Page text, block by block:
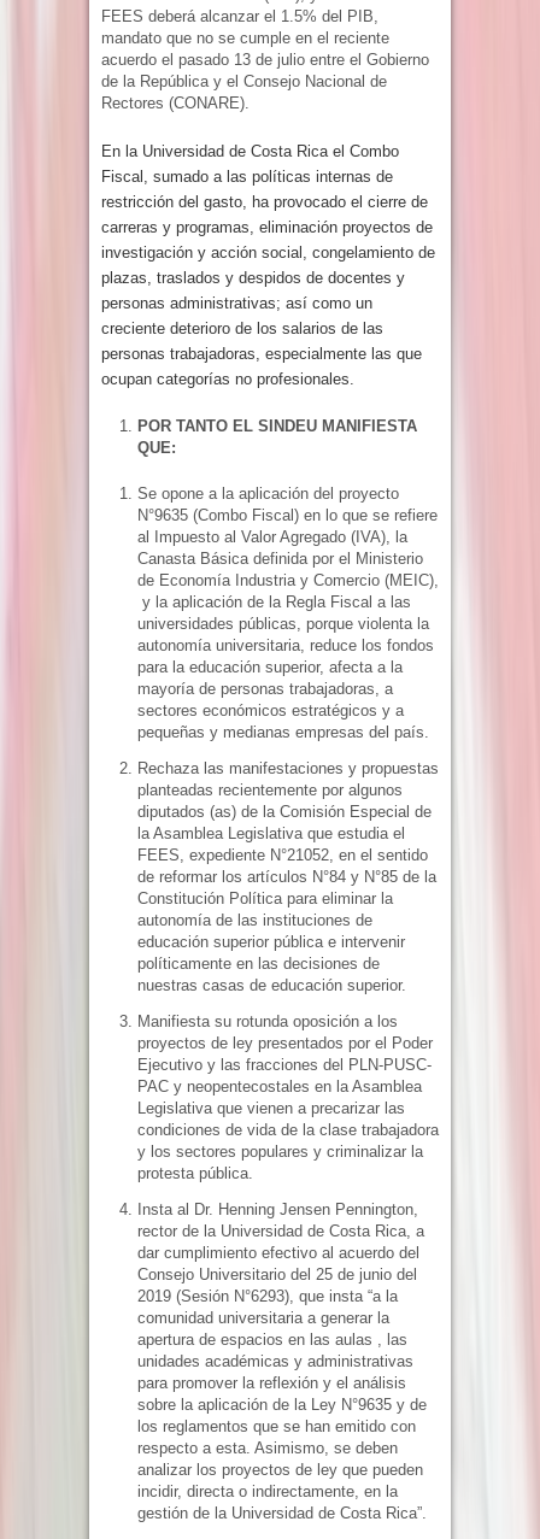
FEES deberá alcanzar el 1.5% del PIB,
mandato que no se cumple en el reciente
acuerdo el pasado 13 de julio entre el Gobierno
de la República y el Consejo Nacional de
Rectores (CONARE).
En la Universidad de Costa Rica el Combo
Fiscal, sumado a las políticas internas de
restricción del gasto, ha provocado el cierre de
carreras y programas, eliminación proyectos de
investigación y acción social, congelamiento de
plazas, traslados y despidos de docentes y
personas administrativas; así como un
creciente deterioro de los salarios de las
personas trabajadoras, especialmente las que
ocupan categorías no profesionales.
POR TANTO EL SINDEU MANIFIESTA
QUE:
Se opone a la aplicación del proyecto
N°9635 (Combo Fiscal) en lo que se refiere
al Impuesto al Valor Agregado (IVA), la
Canasta Básica definida por el Ministerio
de Economía Industria y Comercio (MEIC),
y la aplicación de la Regla Fiscal a las
universidades públicas, porque violenta la
autonomía universitaria, reduce los fondos
para la educación superior, afecta a la
mayoría de personas trabajadoras, a
sectores económicos estratégicos y a
pequeñas y medianas empresas del país.
Rechaza las manifestaciones y propuestas
planteadas recientemente por algunos
diputados (as) de la Comisión Especial de
la Asamblea Legislativa que estudia el
FEES, expediente N°21052, en el sentido
de reformar los artículos N°84 y N°85 de la
Constitución Política para eliminar la
autonomía de las instituciones de
educación superior pública e intervenir
políticamente en las decisiones de
nuestras casas de educación superior.
Manifiesta su rotunda oposición a los
proyectos de ley presentados por el Poder
Ejecutivo y las fracciones del PLN-PUSC-
PAC y neopentecostales en la Asamblea
Legislativa que vienen a precarizar las
condiciones de vida de la clase trabajadora
y los sectores populares y criminalizar la
protesta pública.
Insta al Dr. Henning Jensen Pennington,
rector de la Universidad de Costa Rica, a
dar cumplimiento efectivo al acuerdo del
Consejo Universitario del 25 de junio del
2019 (Sesión N°6293), que insta “a la
comunidad universitaria a generar la
apertura de espacios en las aulas , las
unidades académicas y administrativas
para promover la reflexión y el análisis
sobre la aplicación de la Ley N°9635 y de
los reglamentos que se han emitido con
respecto a esta. Asimismo, se deben
analizar los proyectos de ley que pueden
incidir, directa o indirectamente, en la
gestión de la Universidad de Costa Rica”.